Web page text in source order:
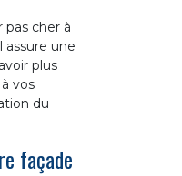
pas cher à
assure une
plus
vos
du
façade